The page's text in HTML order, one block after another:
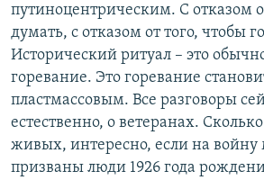
путиноцентрическим. С отказом
думать, с отказом от того, чтобы
Исторический ритуал – это
горевание. Это горевание
пластмассовым. Все разговоры
естественно, о ветеранах.
живых, интересно, если на войну
призваны люди 1926 года